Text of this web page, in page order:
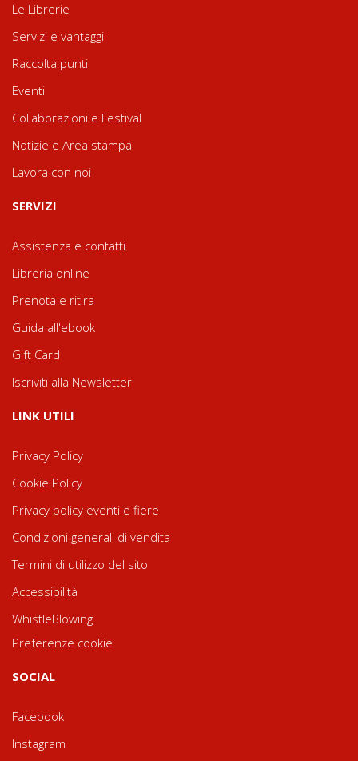
Le Librerie
Servizi e vantaggi
Raccolta punti
Eventi
Collaborazioni e Festival
Notizie e Area stampa
Lavora con noi
SERVIZI
Assistenza e contatti
Libreria online
Prenota e ritira
Guida all'ebook
Gift Card
Iscriviti alla Newsletter
LINK UTILI
Privacy Policy
Cookie Policy
Privacy policy eventi e fiere
Condizioni generali di vendita
Termini di utilizzo del sito
Accessibilità
WhistleBlowing
Preferenze cookie
SOCIAL
Facebook
Instagram